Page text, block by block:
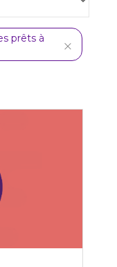
prêts à